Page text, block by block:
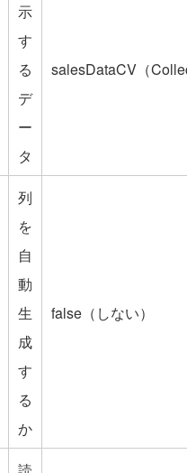
示
す
る
デ
ー
タ
salesDataCV（
列
を
自
動
生
成
す
る
か
false（しない）